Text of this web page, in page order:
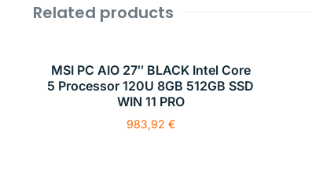
Related products
MSI PC AIO 27″ BLACK Intel Core
5 Processor 120U 8GB 512GB SSD
WIN 11 PRO
983,92 €